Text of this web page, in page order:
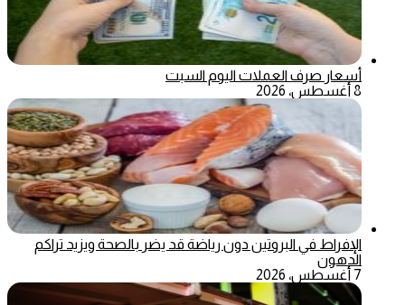
أسعار صرف العملات اليوم السبت
8 أغسطس، 2026
الإفراط في البروتين دون رياضة قد يضر بالصحة ويزيد تراكم
الدهون
7 أغسطس، 2026